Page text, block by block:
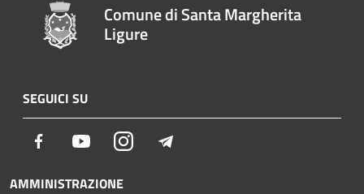
Comune di Santa Margherita
Ligure
SEGUICI SU
Facebook YoutubeInstagram
AMMINISTRAZIONE